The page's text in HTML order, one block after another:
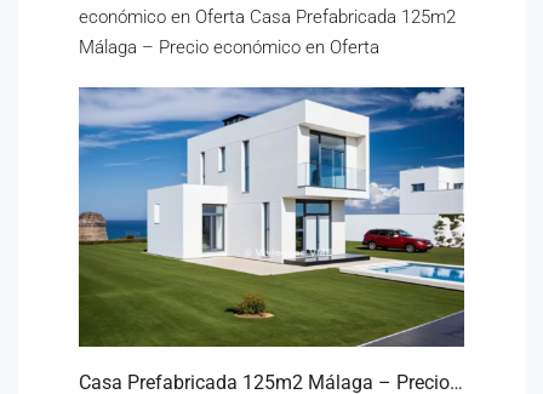
económico en Oferta Casa Prefabricada 125m2
Málaga – Precio económico en Oferta
Casa Prefabricada 125m2 Málaga – Precio económico en Oferta